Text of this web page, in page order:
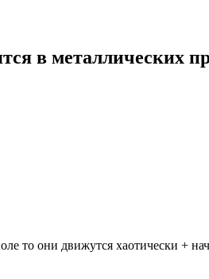
в металлических
то они движутся хаотически +